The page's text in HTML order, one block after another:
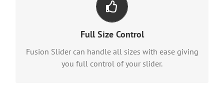
Full Size Control
Fusion Slider can handle all sizes with ease giving
you full control of your slider.
Have No Limits
From fixed width to full width to full screen,